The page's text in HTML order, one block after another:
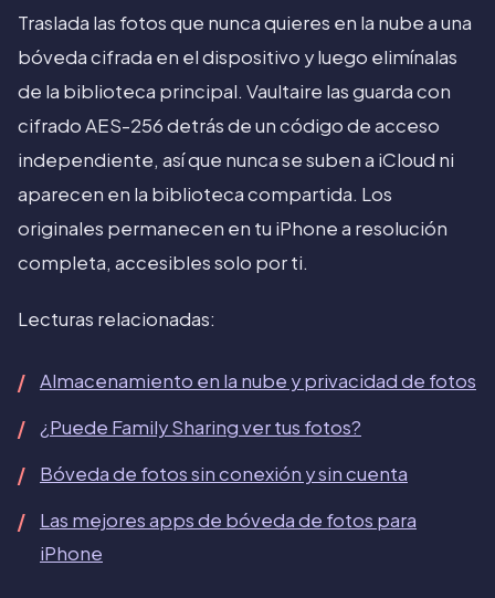
Traslada las fotos que nunca quieres en la nube a una
bóveda cifrada en el dispositivo y luego elimínalas
de la biblioteca principal. Vaultaire las guarda con
cifrado AES-256 detrás de un código de acceso
independiente, así que nunca se suben a iCloud ni
aparecen en la biblioteca compartida. Los
originales permanecen en tu iPhone a resolución
completa, accesibles solo por ti.
Lecturas relacionadas:
Almacenamiento en la nube y privacidad de fotos
¿Puede Family Sharing ver tus fotos?
Bóveda de fotos sin conexión y sin cuenta
Las mejores apps de bóveda de fotos para
iPhone